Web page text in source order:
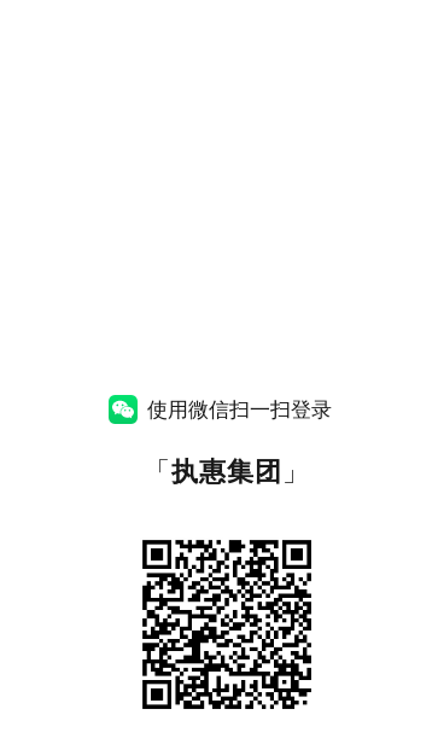
使用微信扫一扫登录
「执惠集团 」